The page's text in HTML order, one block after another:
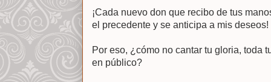
¡Cada nuevo don que recibo de tus
el precedente y se anticipa a mis deseos!
Por eso, ¿cómo no cantar tu gloria, toda
en público?